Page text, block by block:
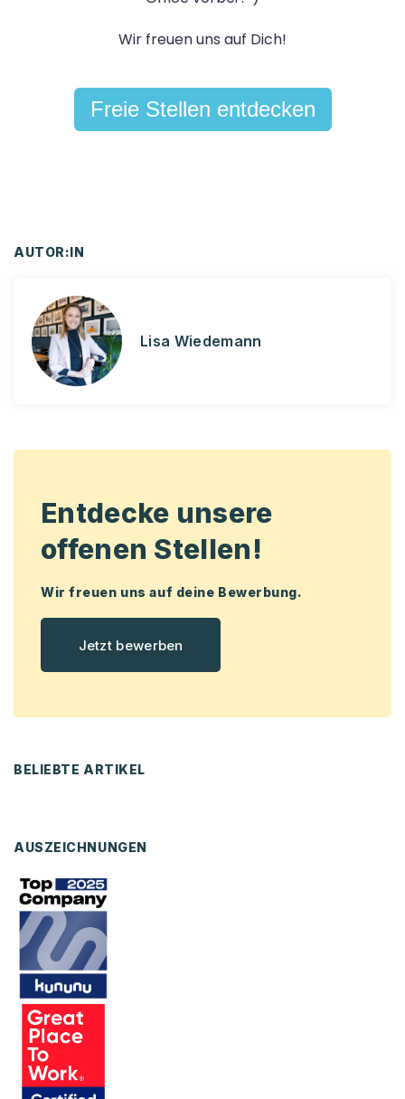
Wir freuen uns auf Dich!
Freie Stellen entdecken
AUTOR:IN
Lisa Wiedemann
Entdecke unsere
offenen Stellen!
Wir freuen uns auf deine Bewerbung.
Jetzt bewerben
BELIEBTE ARTIKEL
AUSZEICHNUNGEN